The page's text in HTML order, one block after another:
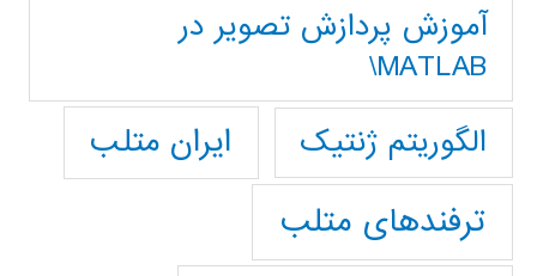
آموزش پردازش تصوير در
MATLAB\
الگوریتم ژنتیک
ایران متلب
ترفندهای متلب